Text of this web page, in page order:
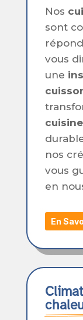
Nos
sont
vous
une
cuisine
nos
vous
en
En